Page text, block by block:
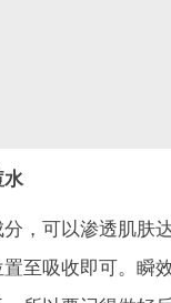
，可以渗透肌肤
至吸收即可。瞬